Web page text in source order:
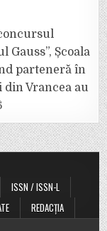
Școala
parteneră în
Vrancea au
ISSN / ISSN-L
REDACȚIA